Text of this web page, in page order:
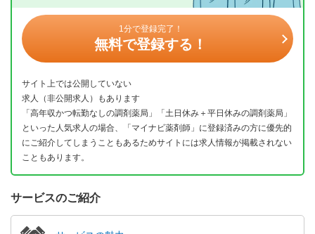
1分で登録完了！
無料で登録する！
サイト上では公開していない
求人（非公開求人）もあります
「高年収かつ転勤なしの調剤薬局」「土日休み＋平日休みの調剤薬局」
といった人気求人の場合、「マイナビ薬剤師」に登録済みの方に優先的
にご紹介してしまうこともあるためサイトには求人情報が掲載されない
こともあります。
サービスのご紹介